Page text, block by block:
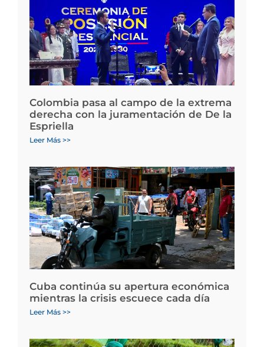
Colombia pasa al campo de la extrema
derecha con la juramentación de De la
Espriella
Leer Más >>
Cuba continúa su apertura económica
mientras la crisis escuece cada día
Leer Más >>